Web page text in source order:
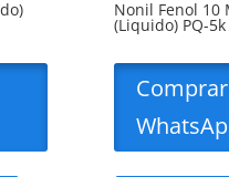
Nonil Fenol 10
(Liquido) PQ-5k